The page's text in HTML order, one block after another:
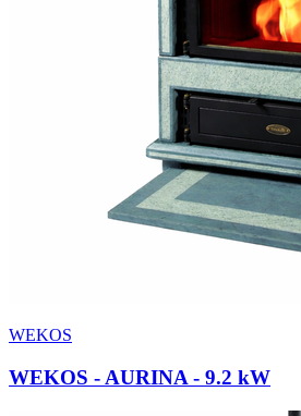
WEKOS
WEKOS - AURINA - 9.2 kW